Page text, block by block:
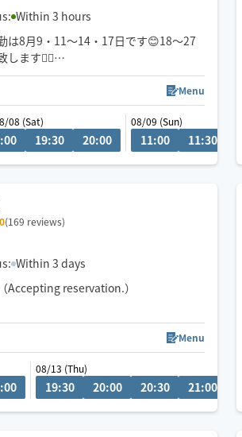
Within 3 hours
は8月9・11〜14・17日です😊18〜27
します🙇‍♀️
してリンパを流す、揉み返しが起きに
オイルマッサージ・ヘッドマッサージ
をかけて、指や手の平をリンパの流れ
Menu
08 (Sat)
19:30 20:00
08/09 (Sun)
11:00 11:30
(169 reviews)
Within 3 days
Accepting reservation.）
なっていますので、ご予約時に駐車場
だけると大変助かります。
Menu
08/13 (Thu)
19:30 20:00 20:30 21:00